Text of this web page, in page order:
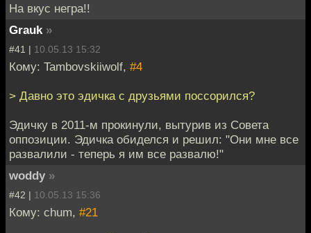
На вкус негра!!
Grauk »
#41 | 10.05.13 15:32
Кому: Tambovskiiwolf, #4
> Давно это эдичка с друзьями поссорился?
Эдичку в 2011-м прокинули, вытурив из Совета
оппозиции. Эдичка обиделся и решил: "Они мне все
развалили - теперь я им все развалю!"
woddy »
#42 | 10.05.13 15:36
Кому: chum, #21